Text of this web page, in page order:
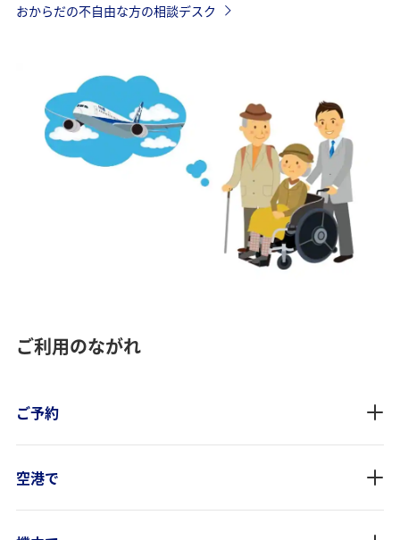
おからだの不自由な方の相談デスク
ご利用のながれ
ご予約
空港で